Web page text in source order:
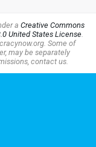
a Creative Commons
United States License.
Some of
may be separately
contact us.